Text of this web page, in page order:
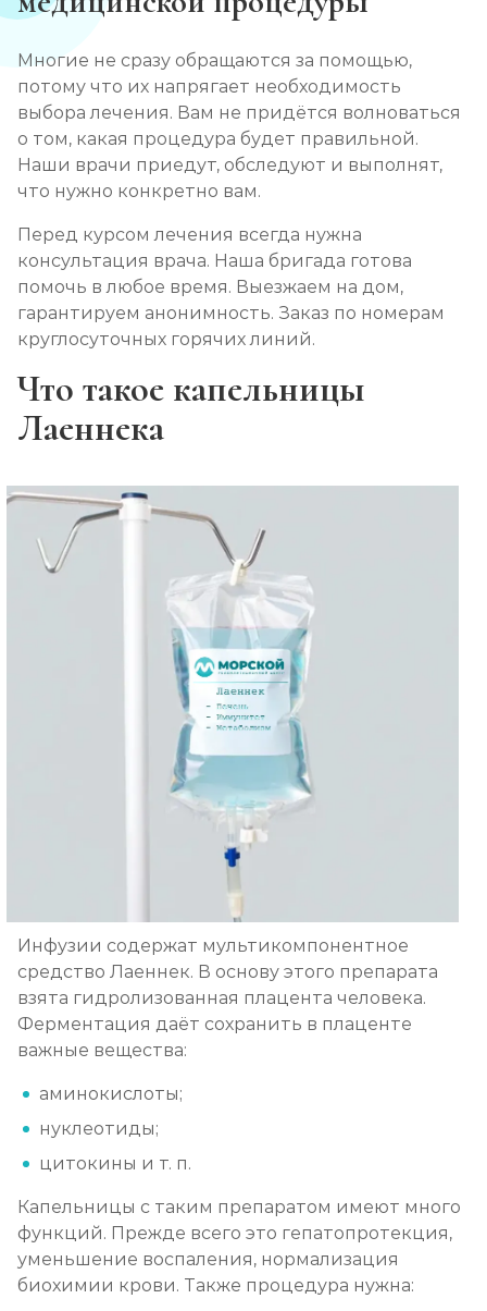
Многие не сразу обращаются за помощью,
потому что их напрягает необходимость
выбора лечения. Вам не придётся волноваться
о том, какая процедура будет правильной.
Наши врачи приедут, обследуют и выполнят,
что нужно конкретно вам.
Перед курсом лечения всегда нужна
консультация врача. Наша бригада готова
помочь в любое время. Выезжаем на дом,
гарантируем анонимность. Заказ по номерам
круглосуточных горячих линий.
Что такое капельницы
Лаеннека
Инфузии содержат мультикомпонентное
средство Лаеннек. В основу этого препарата
взята гидролизованная плацента человека.
Ферментация даёт сохранить в плаценте
важные вещества:
аминокислоты;
нуклеотиды;
цитокины и т. п.
Капельницы с таким препаратом имеют много
функций. Прежде всего это гепатопротекция,
уменьшение воспаления, нормализация
биохимии крови. Также процедура нужна: